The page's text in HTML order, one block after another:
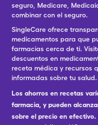
seguro, Medicare,
combinar con el seguro.
SingleCare ofrece
medicamentos para que
farmacias cerca de ti.
descuentos en
receta médica y recursos
informadas sobre tu salud.
Los ahorros en recetas
farmacia, y pueden
sobre el precio en efectivo.